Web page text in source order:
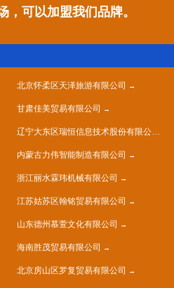
，可以加盟我们品牌。
北京怀柔区天泽旅游有限公司
甘肃佳美贸易有限公司
辽宁大东区瑞恒信息技术股份有限公司
内蒙古力伟智能制造有限公司
浙江丽水霖玮机械有限公司
江苏姑苏区翰铭贸易有限公司
山东德州慕萱文化有限公司
海南胜茂贸易有限公司
北京房山区罗复贸易有限公司